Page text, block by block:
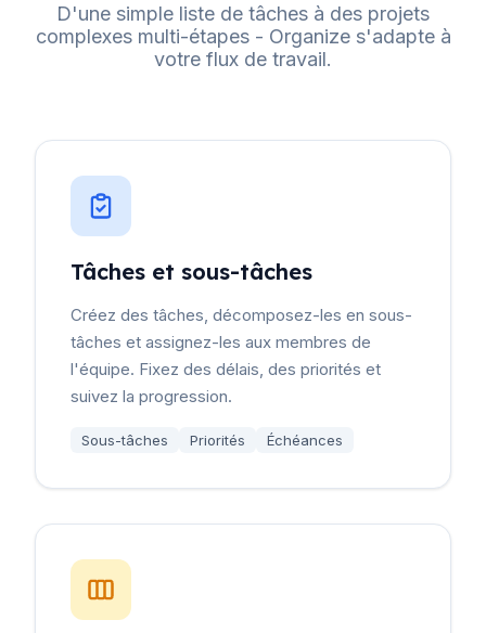
D'une simple liste de tâches à des projets
complexes multi-étapes - Organize s'adapte à
votre flux de travail.
Tâches et sous-tâches
Créez des tâches, décomposez-les en sous-
tâches et assignez-les aux membres de
l'équipe. Fixez des délais, des priorités et
suivez la progression.
Sous-tâches Priorités Échéances